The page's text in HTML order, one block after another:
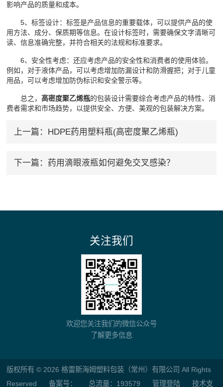
影响产品的质量和成本。
5、标签设计：标签是产品信息的重要载体，可以提供产品的使
用方法、成分、保质期等信息。在设计标签时，需要确保文字清晰可
读、信息准确完整，并符合相关的法规和标准要求。
6、安全性考虑：还应考虑产品的安全性和消费者的使用体验。
例如，对于液体产品，可以考虑增加防漏设计和防滑握把；对于儿童
用品，可以考虑增加防伪标识和安全警示等。
总之，高密度聚乙烯瓶的包装设计需要综合考虑产品的特性、消
费者需求和市场趋势，以提供安全、方便、美观的包装解决方案。
上一篇： HDPE药用塑料瓶(高密度聚乙烯瓶)
下一篇： 药用滴眼液瓶如何避免交叉感染？
关注我们
欢迎您关注我们的微信公众号
了解更多信息
版权所有 © 2026 格雷斯海姆塑料包装（常州）有限公司 All Rights
Reserved备案号： 总流量：193579 管理登陆 技术支